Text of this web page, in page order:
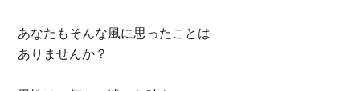
あなたもそんな風に思ったことは
ありませんか？